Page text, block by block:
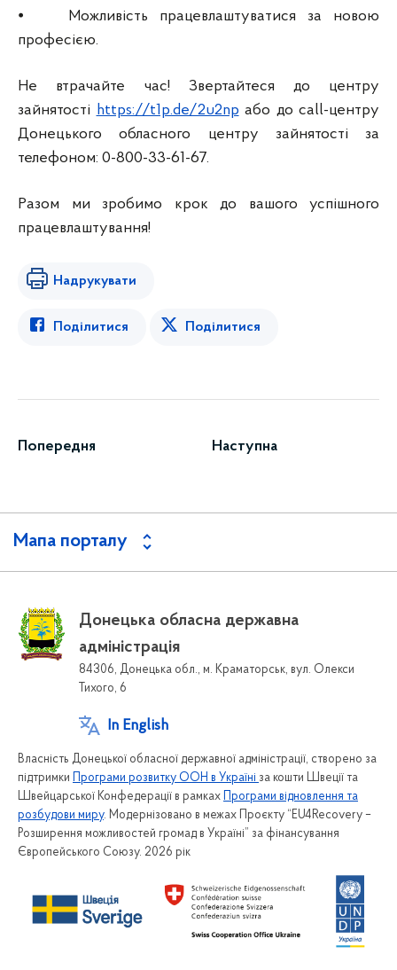
⦁ Можливість працевлаштуватися за новою
професією.
Не втрачайте час! Звертайтеся до центру
зайнятості https://t1p.de/2u2np або до call-центру
Донецького обласного центру зайнятості за
телефоном: 0-800-33-61-67.
Разом ми зробимо крок до вашого успішного
працевлаштування!
Надрукувати
Поділитися Поділитися
Попередня Наступна
Мапа порталу
Донецька обласна державна
адміністрація
84306, Донецька обл., м. Краматорськ, вул. Олекси
Тихого, 6
In English
Власність Донецької обласної державної адміністрації, створено за
підтримки Програми розвитку ООН в Україні за кошти Швеції та
Швейцарської Конфедерації в рамках Програми відновлення та
розбудови миру. Модернізовано в межах Проєкту “EU4Recovery –
Розширення можливостей громад в Україні” за фінансування
Європейського Союзу. 2026 рік